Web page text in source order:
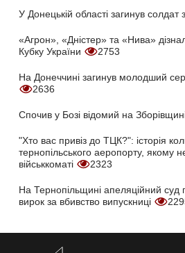
У Донецькій області загинув
«Агрон», «Дністер» та «Нива»
Кубку України
2753
На Донеччині загинув молодший
2636
Спочив у Бозі відомий на
"Хто вас привіз до ТЦК?": історія
тернопільського аеропорту, якому
військкоматі
2323
На Тернопільщині апеляційний суд
вирок за вбивство випускниці